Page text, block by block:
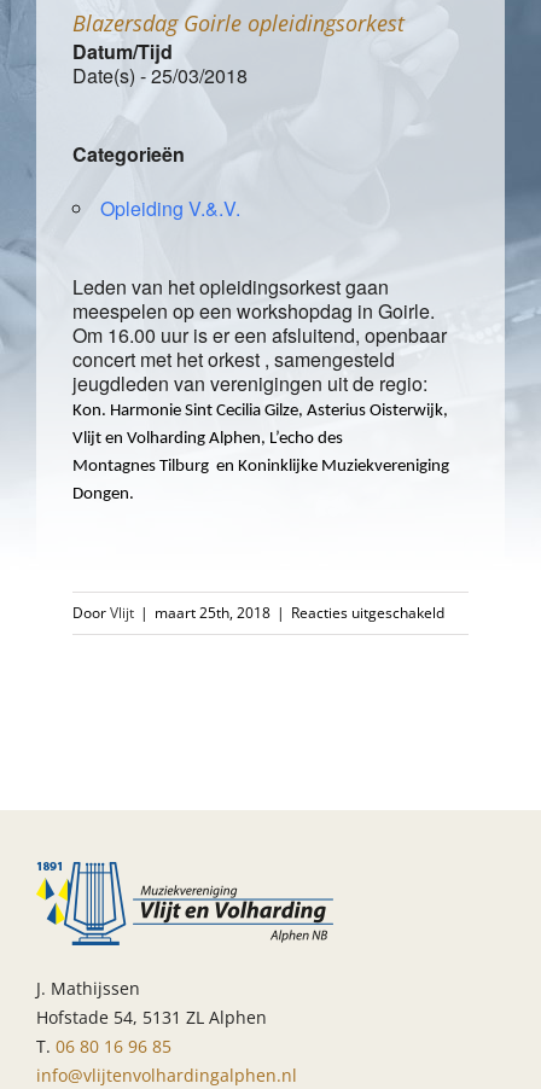
Blazersdag Goirle opleidingsorkest
Datum/Tijd
Date(s) - 25/03/2018
Categorieën
Opleiding V.&.V.
Leden van het opleidingsorkest gaan
meespelen op een workshopdag in Goirle.
Om 16.00 uur is er een afsluitend, openbaar
concert met het orkest , samengesteld
jeugdleden van verenigingen uit de regio:
Kon. Harmonie Sint Cecilia Gilze, Asterius Oisterwijk,
Vlijt en Volharding Alphen, L’echo des
Montagnes Tilburg en Koninklijke Muziekvereniging
Dongen.
DoorVlijt | maart 25th, 2018 | Reacties uitgeschakeldvoor
Blazersdag
J. Mathijssen
Hofstade 54, 5131 ZL Alphen
T. 06 80 16 96 85
info@vlijtenvolhardingalphen.nl